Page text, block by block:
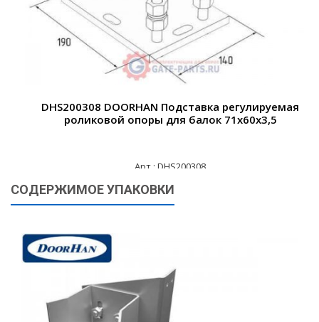
DHS200308 DOORHAN Подставка регулируемая
роликовой опоры для балок 71х60х3,5
Арт.: DHS200308
885 ₽
СОДЕРЖИМОЕ УПАКОВКИ